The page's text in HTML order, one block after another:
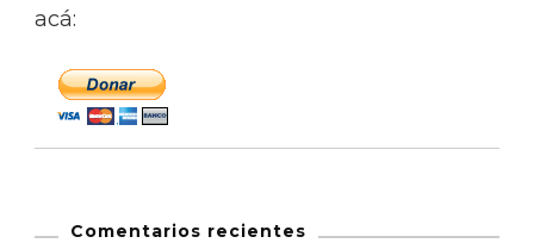
acá:
Comentarios recientes